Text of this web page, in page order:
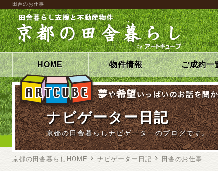
田舎のお仕事
HOME 物件情報 ご成約一
ナビゲーター日記
京都の田舎暮らしナビゲーターのブログです。
京都の田舎暮らしHOME ナビゲーター日記 田舎のお仕事